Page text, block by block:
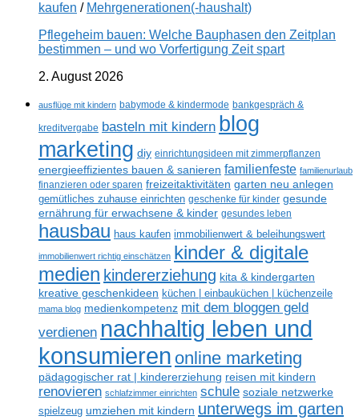
kaufen / Mehrgenerationen(-haushalt)
Pflegeheim bauen: Welche Bauphasen den Zeitplan
bestimmen – und wo Vorfertigung Zeit spart
2. August 2026
ausflüge mit kindern babymode & kindermode bankgespräch &
kreditvergabe basteln mit kindern blog
marketing diy einrichtungsideen mit zimmerpflanzen
energieeffizientes bauen & sanieren familienfeste familienurlaub
finanzieren oder sparen freizeitaktivitäten garten neu anlegen
gemütliches zuhause einrichten geschenke für kinder gesunde
ernährung für erwachsene & kinder gesundes leben
hausbau haus kaufen immobilienwert & beleihungswert
immobilienwert richtig einschätzen kinder & digitale
medien kindererziehung kita & kindergarten
kreative geschenkideen küchen | einbauküchen | küchenzeile
mama blog medienkompetenz mit dem bloggen geld
verdienen nachhaltig leben und
konsumieren online marketing
pädagogischer rat | kindererziehung reisen mit kindern
renovieren schlafzimmer einrichten schule soziale netzwerke
spielzeug umziehen mit kindern unterwegs im garten